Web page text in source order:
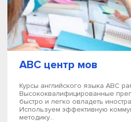
ABC центр мов
Курсы английского языка АВС
Высококвалифицированные
быстро и легко овладеть
Используем эффективную
методику...